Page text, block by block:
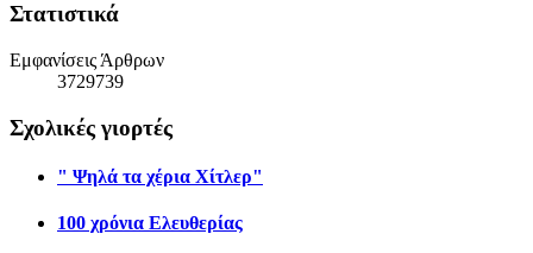
Στατιστικά
Εμφανίσεις Άρθρων
3729739
Σχολικές γιορτές
" Ψηλά τα χέρια Χίτλερ"
100 χρόνια Ελευθερίας